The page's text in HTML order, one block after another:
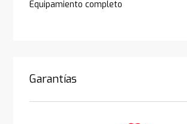
Equipamiento completo
Garantías